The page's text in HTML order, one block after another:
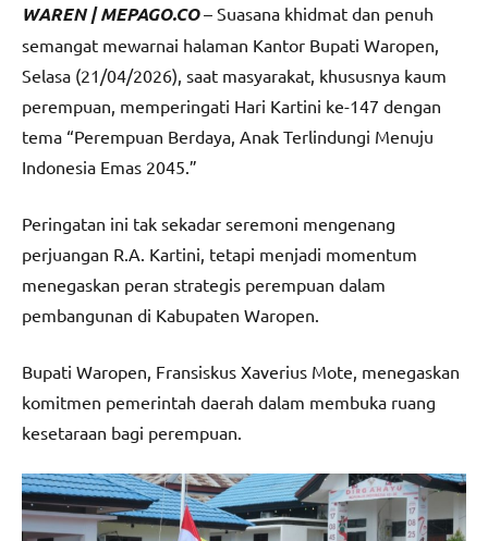
WAREN | MEPAGO.CO– Suasana khidmat dan penuh
semangat mewarnai halaman Kantor Bupati Waropen,
Selasa (21/04/2026), saat masyarakat, khususnya kaum
perempuan, memperingati Hari Kartini ke-147 dengan
tema “Perempuan Berdaya, Anak Terlindungi Menuju
Indonesia Emas 2045.”
Peringatan ini tak sekadar seremoni mengenang
perjuangan R.A. Kartini, tetapi menjadi momentum
menegaskan peran strategis perempuan dalam
pembangunan di Kabupaten Waropen.
Bupati Waropen, Fransiskus Xaverius Mote, menegaskan
komitmen pemerintah daerah dalam membuka ruang
kesetaraan bagi perempuan.